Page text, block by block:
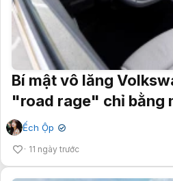
Bí mật vô lăng
"road rage" chỉ bằng
Ếch Ộp ✔
11 ngày trước